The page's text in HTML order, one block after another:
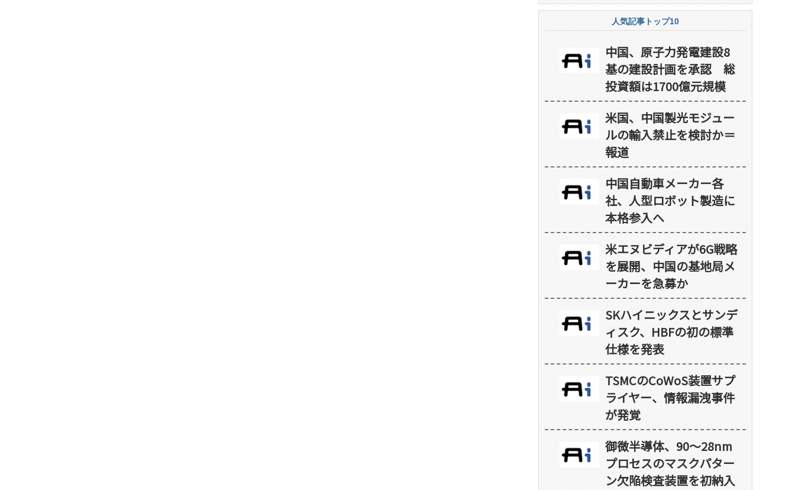
人気記事トップ10
中国、原子力発電建設8
基の建設計画を承認 総
投資額は1700億元規模
米国、中国製光モジュー
ルの輸入禁止を検討か＝
報道
中国自動車メーカー各
社、人型ロボット製造に
本格参入へ
米エヌビディアが6G戦略
を展開、中国の基地局メ
ーカーを急募か
SKハイニックスとサンデ
ィスク、HBFの初の標準
仕様を発表
TSMCのCoWoS装置サプ
ライヤー、情報漏洩事件
が発覚
御微半導体、90～28nm
プロセスのマスクパター
ン欠陥検査装置を初納入